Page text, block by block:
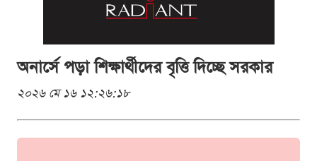
অনার্সে পড়া শিক্ষার্থীদের বৃত্তি দিচ্ছে সরকার
২০২৬ মে ১৬ ১২:২৬:১৮